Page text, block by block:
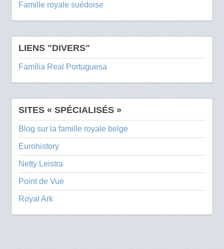
Famille royale suédoise
LIENS "DIVERS"
Família Real Portuguesa
SITES « SPÉCIALISÉS »
Blog sur la famille royale belge
Eurohistory
Netty Leistra
Point de Vue
Royal Ark